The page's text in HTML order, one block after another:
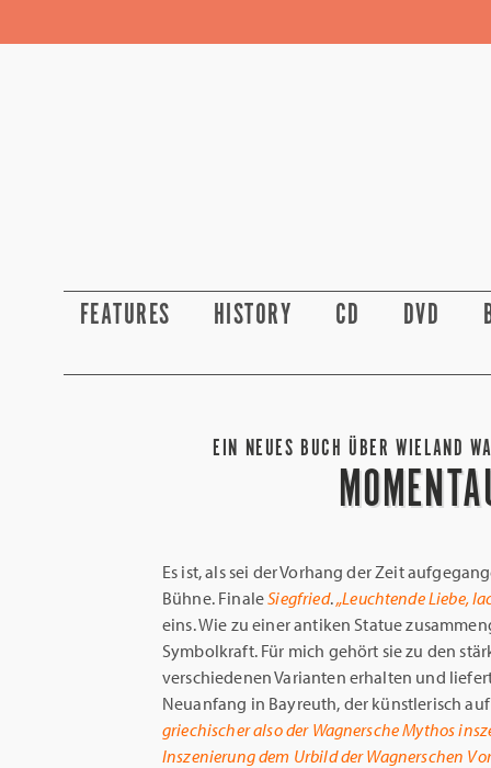
FEATURES HISTORY CD DVD
EIN NEUES BUCH ÜBER WIELAND
Es ist, als sei der Vorhang der Zeit
Bühne. FinaleSiegfried.„Leuchtende Liebe,
eins. Wie zu einer antiken Statue
Symbolkraft. Für mich gehört sie zu den
verschiedenen Varianten erhalten und
Neuanfang in Bayreuth, der künstlerisch
griechischer also der Wagnersche Mythos
Inszenierung dem Urbild der Wagnerschen